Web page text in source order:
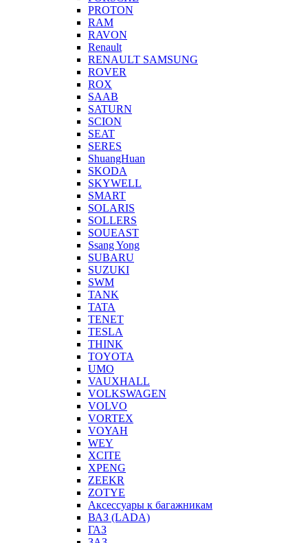
PROTON
RAM
RAVON
Renault
RENAULT SAMSUNG
ROVER
ROX
SAAB
SATURN
SCION
SEAT
SERES
ShuangHuan
SKODA
SKYWELL
SMART
SOLARIS
SOLLERS
SOUEAST
Ssang Yong
SUBARU
SUZUKI
SWM
TANK
TATA
TENET
TESLA
THINK
TOYOTA
UMO
VAUXHALL
VOLKSWAGEN
VOLVO
VORTEX
VOYAH
WEY
XCITE
XPENG
ZEEKR
ZOTYE
Аксессуары к багажникам
ВАЗ (LADA)
ГАЗ